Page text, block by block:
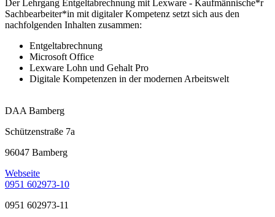
Der Lehrgang Entgeltabrechnung mit Lexware - Kaufmännische*r
Sachbearbeiter*in mit digitaler Kompetenz setzt sich aus den
nachfolgenden Inhalten zusammen:
Entgeltabrechnung
Microsoft Office
Lexware Lohn und Gehalt Pro
Digitale Kompetenzen in der modernen Arbeitswelt
DAA Bamberg
Schützenstraße 7a
96047 Bamberg
Webseite
0951 602973-10
0951 602973-11